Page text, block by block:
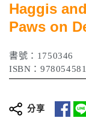
Haggis
Paws on
書號：1750346
ISBN：
分享